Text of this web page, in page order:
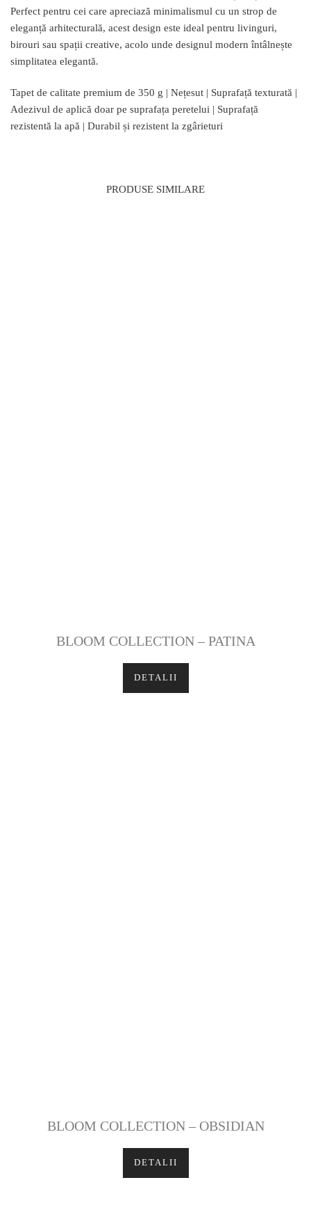
Perfect pentru cei care apreciază minimalismul cu un strop de
eleganță arhitecturală, acest design este ideal pentru livinguri,
birouri sau spații creative, acolo unde designul modern întâlnește
simplitatea elegantă.
Tapet de calitate premium de 350 g | Nețesut | Suprafață texturată |
Adezivul de aplică doar pe suprafața peretelui | Suprafață
rezistentă la apă | Durabil și rezistent la zgârieturi
PRODUSE SIMILARE
BLOOM COLLECTION – PATINA
DETALII
BLOOM COLLECTION – OBSIDIAN
DETALII